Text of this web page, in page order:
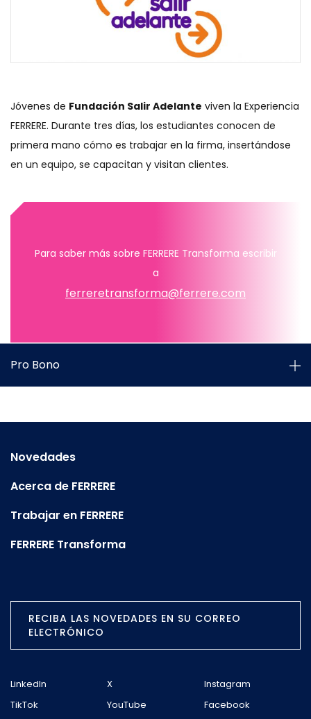
Jóvenes de Fundación Salir Adelante viven la Experiencia
FERRERE. Durante tres días, los estudiantes conocen de
primera mano cómo es trabajar en la firma, insertándose
en un equipo, se capacitan y visitan clientes.
Para saber más sobre FERRERE Transforma escribir
a
ferreretransforma@ferrere.com
Pro Bono
Novedades
Acerca de FERRERE
Trabajar en FERRERE
FERRERE Transforma
RECIBA LAS NOVEDADES EN SU CORREO
ELECTRÓNICO
LinkedIn X
Instagram
TikTok
YouTube
Facebook